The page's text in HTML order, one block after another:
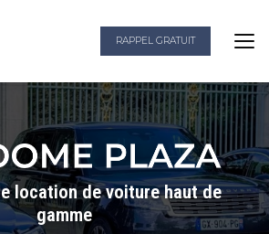
RAPPEL GRATUIT
location de voiture haut de
gamme